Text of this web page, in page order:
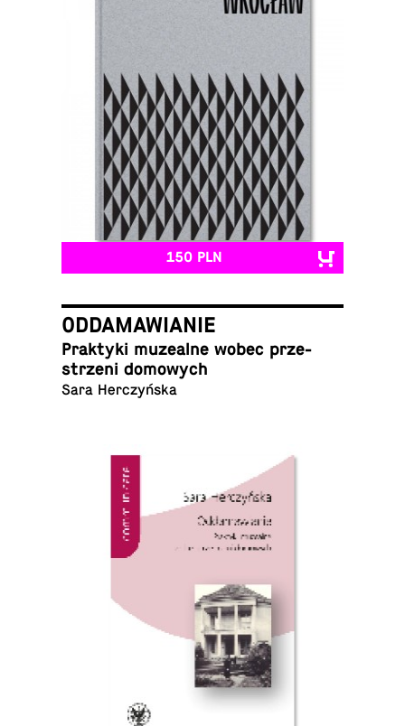
150 PLN
ODDAMAWIANIE
Prak­ty­ki mu­ze­al­ne wobec prze­
strze­ni domowych
Sara Herczyńska